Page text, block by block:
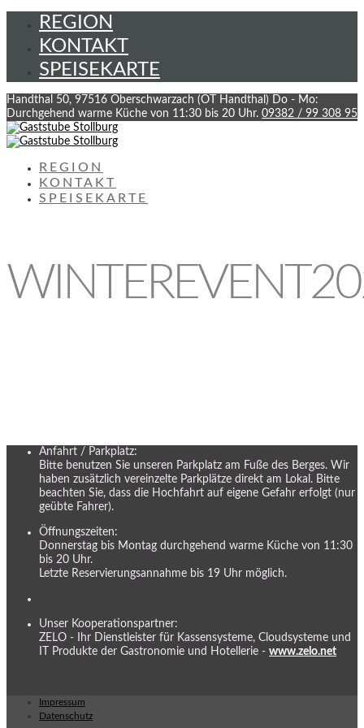
REGION
KONTAKT
SPEISEKARTE
Handthal 50, 97516 Oberschwarzach (OT Handthal) Do - Mo:
Durchgehend warme Küche von 11:30 bis 20 Uhr. 09382 / 99 308 95
REGION
KONTAKT
SPEISEKARTE
Anfahrt / Parkplatz:
Bitte benutzen Sie unseren Parkplatz am Fuße des Berges. Wir
haben zusätzlich vereinzelte Parkplätze direkt am Lokal. Bitte
beachten Sie, dass die Hochfahrt auf eigene Gefahr erfolgt (nur
geübte Fahrer).
Öffnungszeiten:
Donnerstag bis Montag durchgehend warme Küche von 11:30
bis 20 Uhr.
Letzte Reservierungsannahme bis 19 Uhr möglich.
Unser Kooperationspartner:
ZELO - Ihr Dienstleister für Kassensysteme, Cloudsysteme und
IT Produkte der Gastronomie und Hotellerie - www.zelo.net
Impressum
Datenschutz